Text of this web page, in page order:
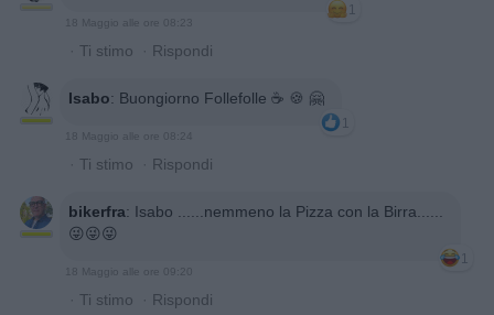
1
18 Maggio alle ore 08:23
· Ti stimo · Rispondi
Isabo: Buongiorno Follefolle ☕️ 🍪 🤗
1
18 Maggio alle ore 08:24
· Ti stimo · Rispondi
bikerfra: Isabo ......nemmeno la Pizza con la Birra......
😜😜😜
1
18 Maggio alle ore 09:20
· Ti stimo · Rispondi